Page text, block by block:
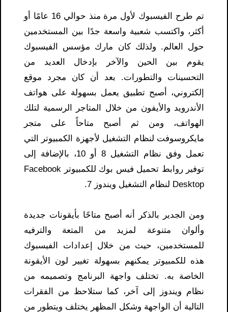
تم طرح الفيسبوك لأول مرة منذ حوالي 16 عامًا أو
أكثر، واكتسب شعبية واسعة جدًا بين المستخدمين
حول العالم. ولذلك كان مارك مؤسس الفيسبوك
يقوم بين الحين والآخر بإدخال العديد من
التحسينات والتطورات. بعد أن كان مجرد موقع
إلكتروني، أصبح تطبيق يعمل بسهولة على هواتف
الأندرويد والأيفون من خلال المتاجر الرسمية لتلك
الهواتف، ومن ثم أصبح متاحاً على متجر
مايكروسوفت لنظام التشغيل لأجهزة الكمبيوتر التي
تعمل وفق نظام التشغيل 8 أو 10، بالإضافة إلى
توفير روابط تحميل فيس بوك للكمبيوتر Facebook
Desktop لنظام التشغيل ويندوز 7.
ومن الجدير بالذكر أنه أصبح متاحًا بأيقونات جديدة
وألوان متنوعة لمزيد من المتعة والترفيه
للمستخدمين، حيث من خلال إعدادات الفيسبوك
هذه للكمبيوتر يمكنهم بسهولة تغيير لون الأيقونة
الخاصة به. تختلف واجهة البرنامج وتصميمه من
نظام ويندوز إلى آخر، كما ستلاحظ من الفقرات
التالية أن الواجهة وشكل المظهر يختلف ويتطور من